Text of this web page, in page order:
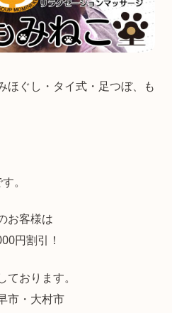
。
お客様は
円割引！
おります。
市・大村市